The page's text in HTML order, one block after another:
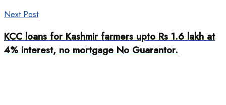
Next Post
KCC loans for Kashmir farmers upto Rs 1.6 lakh at
4% interest, no mortgage No Guarantor.